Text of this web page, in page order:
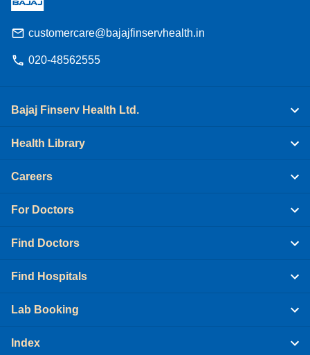
customercare@bajajfinservhealth.in
020-48562555
Bajaj Finserv Health Ltd.
Health Library
Careers
For Doctors
Find Doctors
Find Hospitals
Lab Booking
Index